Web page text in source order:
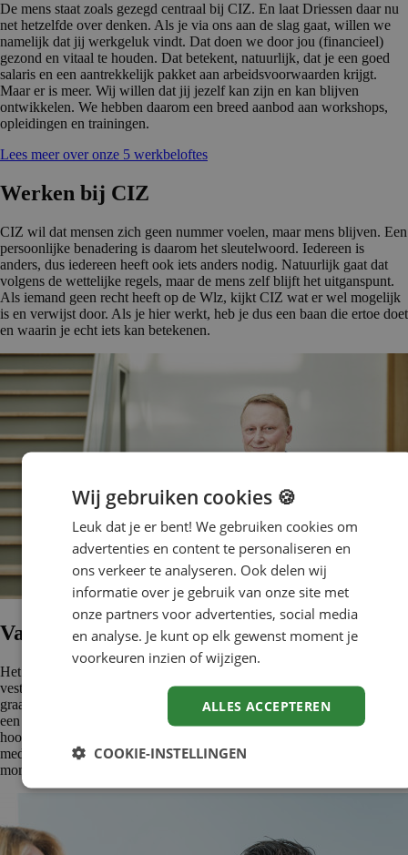
De mens staat zoals gezegd centraal bij CIZ. En laat Driessen daar nu
net hetzelfde over denken. Als je via ons aan de slag gaat, willen we
namelijk dat jij werkgeluk vindt. Dat doen we door jou (financieel)
gezond en vitaal te houden. Dat betekent, natuurlijk, dat je een goed
salaris en een aantrekkelijk pakket aan arbeidsvoorwaarden krijgt.
Maar er is meer. Wij willen dat jij jezelf kan zijn en kan blijven
ontwikkelen. We hebben daarom een breed aanbod aan workshops,
opleidingen en trainingen.
Lees meer over onze 5 werkbeloftes
Werken bij CIZ
CIZ wil dat mensen zich geen nummer voelen, maar mens blijven. Een
persoonlijke benadering is daarom het sleutelwoord. Iedereen is
anders, dus iedereen heeft ook iets anders nodig. Natuurlijk gaat dat
volgens de wettelijke regels, maar de mens zelf blijft het uitganspunt.
Als iemand geen recht heeft op de Wlz, kijkt CIZ wat er wel mogelijk
is en verwijst door. Als je hier werkt, heb je dus een baan die ertoe doet
en waarin je echt iets kan betekenen.
Vacatures CIZ
Het hoofdkantoor van CIZ zit in Utrecht, maar de organisatie heeft ook
vestigingen in Amsterdam, Nijmegen, Rotterdam en Zwolle. Als jij
graag (mee)werkt aan passende zorg, nu en in de toekomst, zit er vast
een geschikte functie voor jou tussen. Of je nu aan de slag wilt op het
hoofdkantoor of een van de andere locaties. En als administratief
medewerker of medewerker telefonie. Kijk snel welke vacatures we
momenteel hebben.
Wij gebruiken cookies 🍪
Leuk dat je er bent! We gebruiken cookies om
advertenties en content te personaliseren en
ons verkeer te analyseren. Ook delen wij
informatie over je gebruik van onze site met
onze partners voor advertenties, social media
en analyse. Je kunt op elk gewenst moment je
voorkeuren inzien of wijzigen.
ALLES ACCEPTEREN
COOKIE-INSTELLINGEN